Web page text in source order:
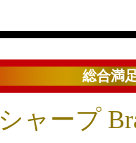
総合満
シャープ